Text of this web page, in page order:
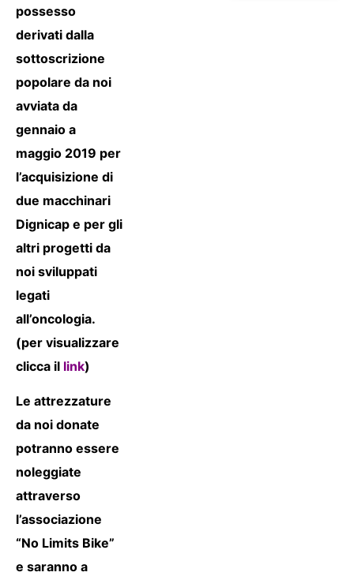
possesso
derivati dalla
sottoscrizione
popolare da noi
avviata da
gennaio a
maggio 2019 per
l’acquisizione di
due macchinari
Dignicap e per gli
altri progetti da
noi sviluppati
legati
all’oncologia.
(per visualizzare
clicca il link)
Le attrezzature
da noi donate
potranno essere
noleggiate
attraverso
l’associazione
“No Limits Bike”
e saranno a